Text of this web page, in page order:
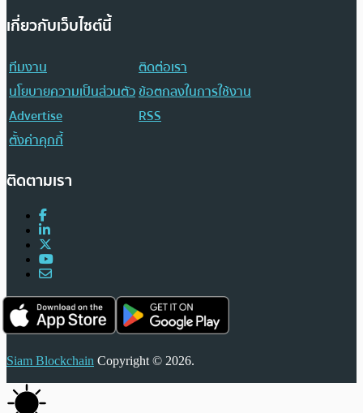
เกี่ยวกับเว็บไซต์นี้
ทีมงาน
ติดต่อเรา
นโยบายความเป็นส่วนตัวข้อตกลงในการใช้งาน
Advertise
RSS
ตั้งค่าคุกกี้
ติดตามเรา
Siam Blockchain Copyright © 2026.